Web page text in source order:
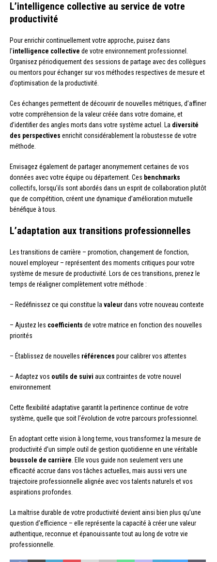
L’intelligence collective au service de votre
productivité
Pour enrichir continuellement votre approche, puisez dans
l’intelligence collective de votre environnement professionnel.
Organisez périodiquement des sessions de partage avec des collègues
ou mentors pour échanger sur vos méthodes respectives de mesure et
d’optimisation de la productivité.
Ces échanges permettent de découvrir de nouvelles métriques, d’affiner
votre compréhension de la valeur créée dans votre domaine, et
d’identifier des angles morts dans votre système actuel. La diversité
des perspectives enrichit considérablement la robustesse de votre
méthode.
Envisagez également de partager anonymement certaines de vos
données avec votre équipe ou département. Ces benchmarks
collectifs, lorsqu’ils sont abordés dans un esprit de collaboration plutôt
que de compétition, créent une dynamique d’amélioration mutuelle
bénéfique à tous.
L’adaptation aux transitions professionnelles
Les transitions de carrière – promotion, changement de fonction,
nouvel employeur – représentent des moments critiques pour votre
système de mesure de productivité. Lors de ces transitions, prenez le
temps de réaligner complètement votre méthode :
– Redéfinissez ce qui constitue la valeurdans votre nouveau contexte
– Ajustez les coefficients de votre matrice en fonction des nouvelles
priorités
– Établissez de nouvelles références pour calibrer vos attentes
– Adaptez vos outils de suivi aux contraintes de votre nouvel
environnement
Cette flexibilité adaptative garantit la pertinence continue de votre
système, quelle que soit l’évolution de votre parcours professionnel.
En adoptant cette vision à long terme, vous transformez la mesure de
productivité d’un simple outil de gestion quotidienne en une véritable
boussole de carrière . Elle vous guide non seulement vers une
efficacité accrue dans vos tâches actuelles, mais aussi vers une
trajectoire professionnelle alignée avec vos talents naturels et vos
aspirations profondes.
La maîtrise durable de votre productivité devient ainsi bien plus qu’une
question d’efficience – elle représente la capacité à créer une valeur
authentique, reconnue et épanouissante tout au long de votre vie
professionnelle.